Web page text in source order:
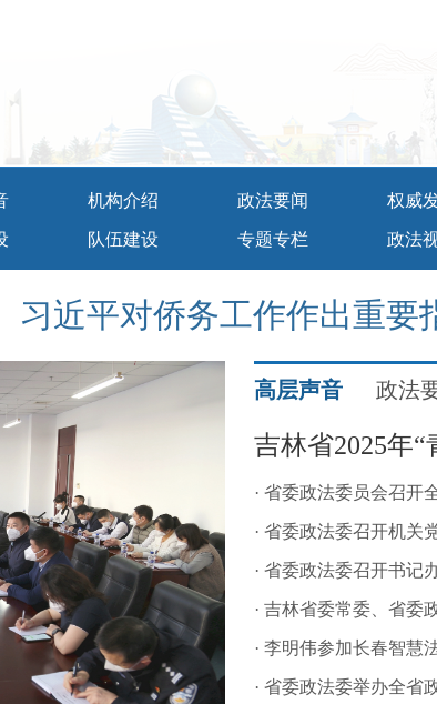
机构介绍 政法要闻 权威
队伍建设 专题专栏 政法
习近平对侨务工作作出重要
高层声音 政法
吉林省2025年
· 省委政法委员会召开
· 省委政法委召开机关
· 省委政法委召开书记
· 吉林省委常委、省委
· 李明伟参加长春智慧
· 省委政法委举办全省